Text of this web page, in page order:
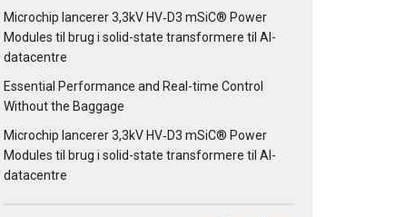
Microchip lancerer 3,3kV HV‑D3 mSiC® Power
Modules til brug i solid-state transformere til AI-
datacentre
Essential Performance and Real-time Control
Without the Baggage
Microchip lancerer 3,3kV HV‑D3 mSiC® Power
Modules til brug i solid-state transformere til AI-
datacentre